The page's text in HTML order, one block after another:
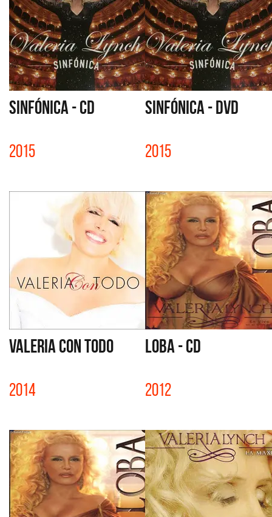
SINFÓNICA - CD
2015
SINFÓNICA - DVD
2015
VALERIA CON TODO
2014
LOBA - CD
2012